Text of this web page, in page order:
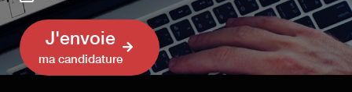
J'envoie
ma candidature